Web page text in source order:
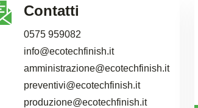
Contatti
0575 959082
info@ecotechfinish.it
amministrazione@ecotechfinish.it
preventivi@ecotechfinish.it
produzione@ecotechfinish.it